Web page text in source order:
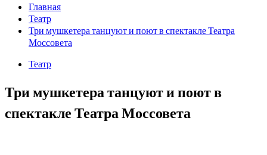
Главная
Театр
Три мушкетера танцуют и поют в спектакле Театра
Моссовета
Театр
Три мушкетера танцуют и поют в
спектакле Театра Моссовета